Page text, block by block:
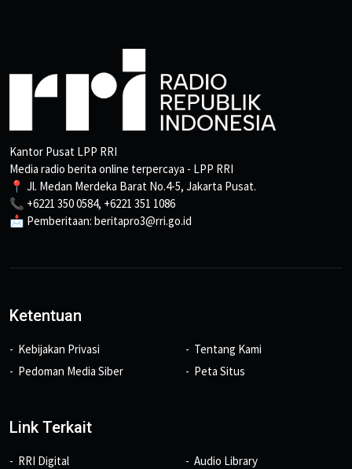
Kantor Pusat LPP RRI
Media radio berita online terpercaya - LPP RRI
📍 Jl. Medan Merdeka Barat No.4-5, Jakarta Pusat.
📞 +6221 350 0584, +6221 351 1086
📩 Pemberitaan: beritapro3@rri.go.id
Ketentuan
Kebijakan Privasi
Pedoman Media Siber
Tentang Kami
Peta Situs
Link Terkait
RRI Digital
Audio Library